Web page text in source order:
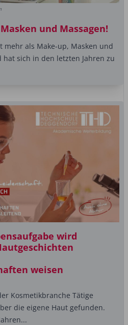
und Massagen!
mehr als Make-up, Masken und
hat sich in den letzten Jahren zu
wird
weisen
Kosmetikbranche Tätige
die eigene Haut gefunden.